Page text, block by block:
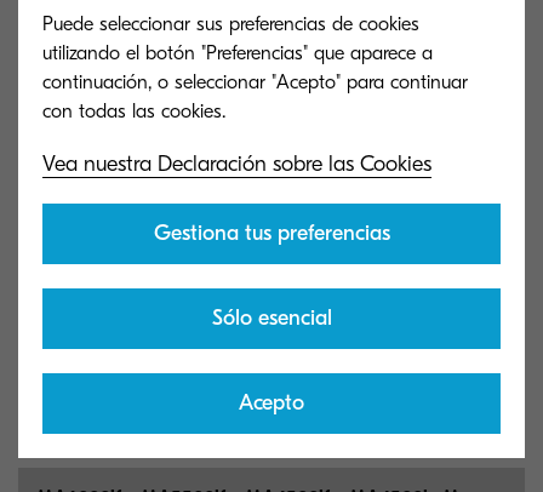
MA6000ifx, MA5500ifx, MA4500ifx, MA4500ix PCl
Print Driver (1.2)
9 MB EXE
Kyocera PCL Print Driver
MA6000ifx, MA5500ifx, MA4500ifx, MA4500ix SANE
Puede seleccionar sus preferencias de cookies
utilizando el botón "Preferencias" que aparece a
continuación, o seleccionar "Acepto" para continuar
Vea nuestra Declaración sobre las Cookies
Gestiona tus preferencias
Sólo esencial
Acepto